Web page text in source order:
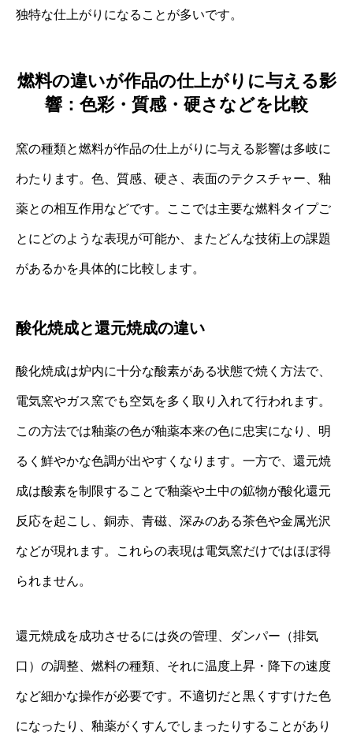
独特な仕上がりになることが多いです。
燃料の違いが作品の仕上がりに与える影
響：色彩・質感・硬さなどを比較
窯の種類と燃料が作品の仕上がりに与える影響は多岐に
わたります。色、質感、硬さ、表面のテクスチャー、釉
薬との相互作用などです。ここでは主要な燃料タイプご
とにどのような表現が可能か、またどんな技術上の課題
があるかを具体的に比較します。
酸化焼成と還元焼成の違い
酸化焼成は炉内に十分な酸素がある状態で焼く方法で、
電気窯やガス窯でも空気を多く取り入れて行われます。
この方法では釉薬の色が釉薬本来の色に忠実になり、明
るく鮮やかな色調が出やすくなります。一方で、還元焼
成は酸素を制限することで釉薬や土中の鉱物が酸化還元
反応を起こし、銅赤、青磁、深みのある茶色や金属光沢
などが現れます。これらの表現は電気窯だけではほぼ得
られません。
還元焼成を成功させるには炎の管理、ダンパー（排気
口）の調整、燃料の種類、それに温度上昇・降下の速度
など細かな操作が必要です。不適切だと黒くすすけた色
になったり、釉薬がくすんでしまったりすることがあり